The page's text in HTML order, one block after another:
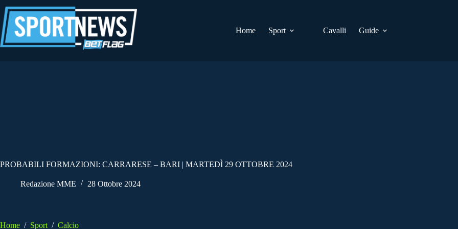
al
contenuto
Home
Sport Cavalli Guide
PROBABILI FORMAZIONI: CARRARESE – BARI | MARTEDÌ 29 OTTOBRE 2024
Redazione MME 28 Ottobre 2024
Home / Sport / Calcio